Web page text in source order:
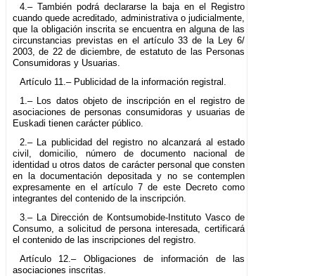
4.– También podrá declararse la baja en el Registro
cuando quede acreditado, administrativa o judicialmente,
que la obligación inscrita se encuentra en alguna de las
circunstancias previstas en el artículo 33 de la Ley 6/
2003, de 22 de diciembre, de estatuto de las Personas
Consumidoras y Usuarias.
Artículo 11.– Publicidad de la información registral.
1.– Los datos objeto de inscripción en el registro de
asociaciones de personas consumidoras y usuarias de
Euskadi tienen carácter público.
2.– La publicidad del registro no alcanzará al estado
civil, domicilio, número de documento nacional de
identidad u otros datos de carácter personal que consten
en la documentación depositada y no se contemplen
expresamente en el artículo 7 de este Decreto como
integrantes del contenido de la inscripción.
3.– La Dirección de Kontsumobide-Instituto Vasco de
Consumo, a solicitud de persona interesada, certificará
el contenido de las inscripciones del registro.
Artículo 12.– Obligaciones de información de las
asociaciones inscritas.